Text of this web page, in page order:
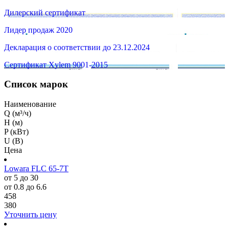
Дилерский сертификат
Лидер продаж 2020
Декларация о соответствии до 23.12.2024
Сертификат Xylem 9001-2015
Список марок
Наименование
Q (м³/ч)
H (м)
P (кВт)
U (В)
Цена
Lowara FLC 65-7T
от 5 до 30
от 0.8 до 6.6
458
380
Уточнить цену